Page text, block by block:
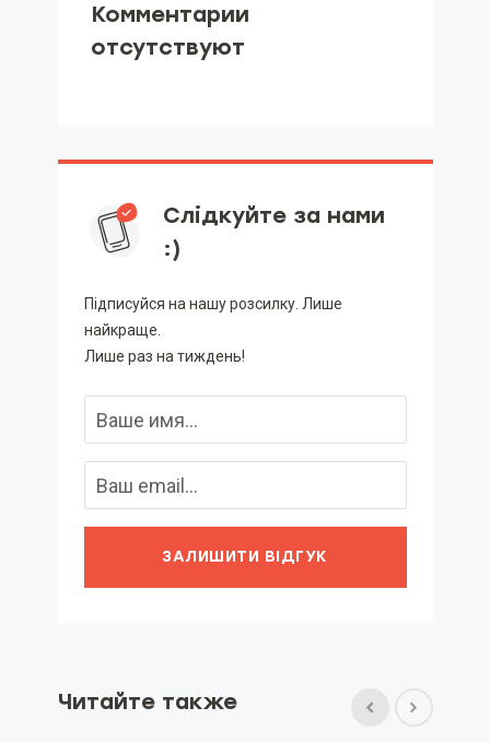
Комментарии
отсутствуют
Слідкуйте за нами
:)
Підписуйся на нашу розсилку. Лише
найкраще.
Лише раз на тиждень!
ЗАЛИШИТИ ВІДГУК
Читайте также